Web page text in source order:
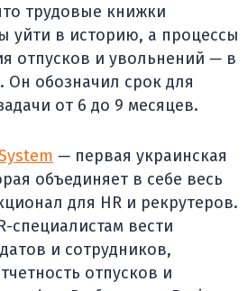
трудовые книжки
уйти в историю, а процессы
отпусков и увольнений — в
обозначил срок для
от 6 до 9 месяцев.
— первая украинская
объединяет в себе весь
для HR и рекрутеров.
специалистам вести
и сотрудников,
отпусков и